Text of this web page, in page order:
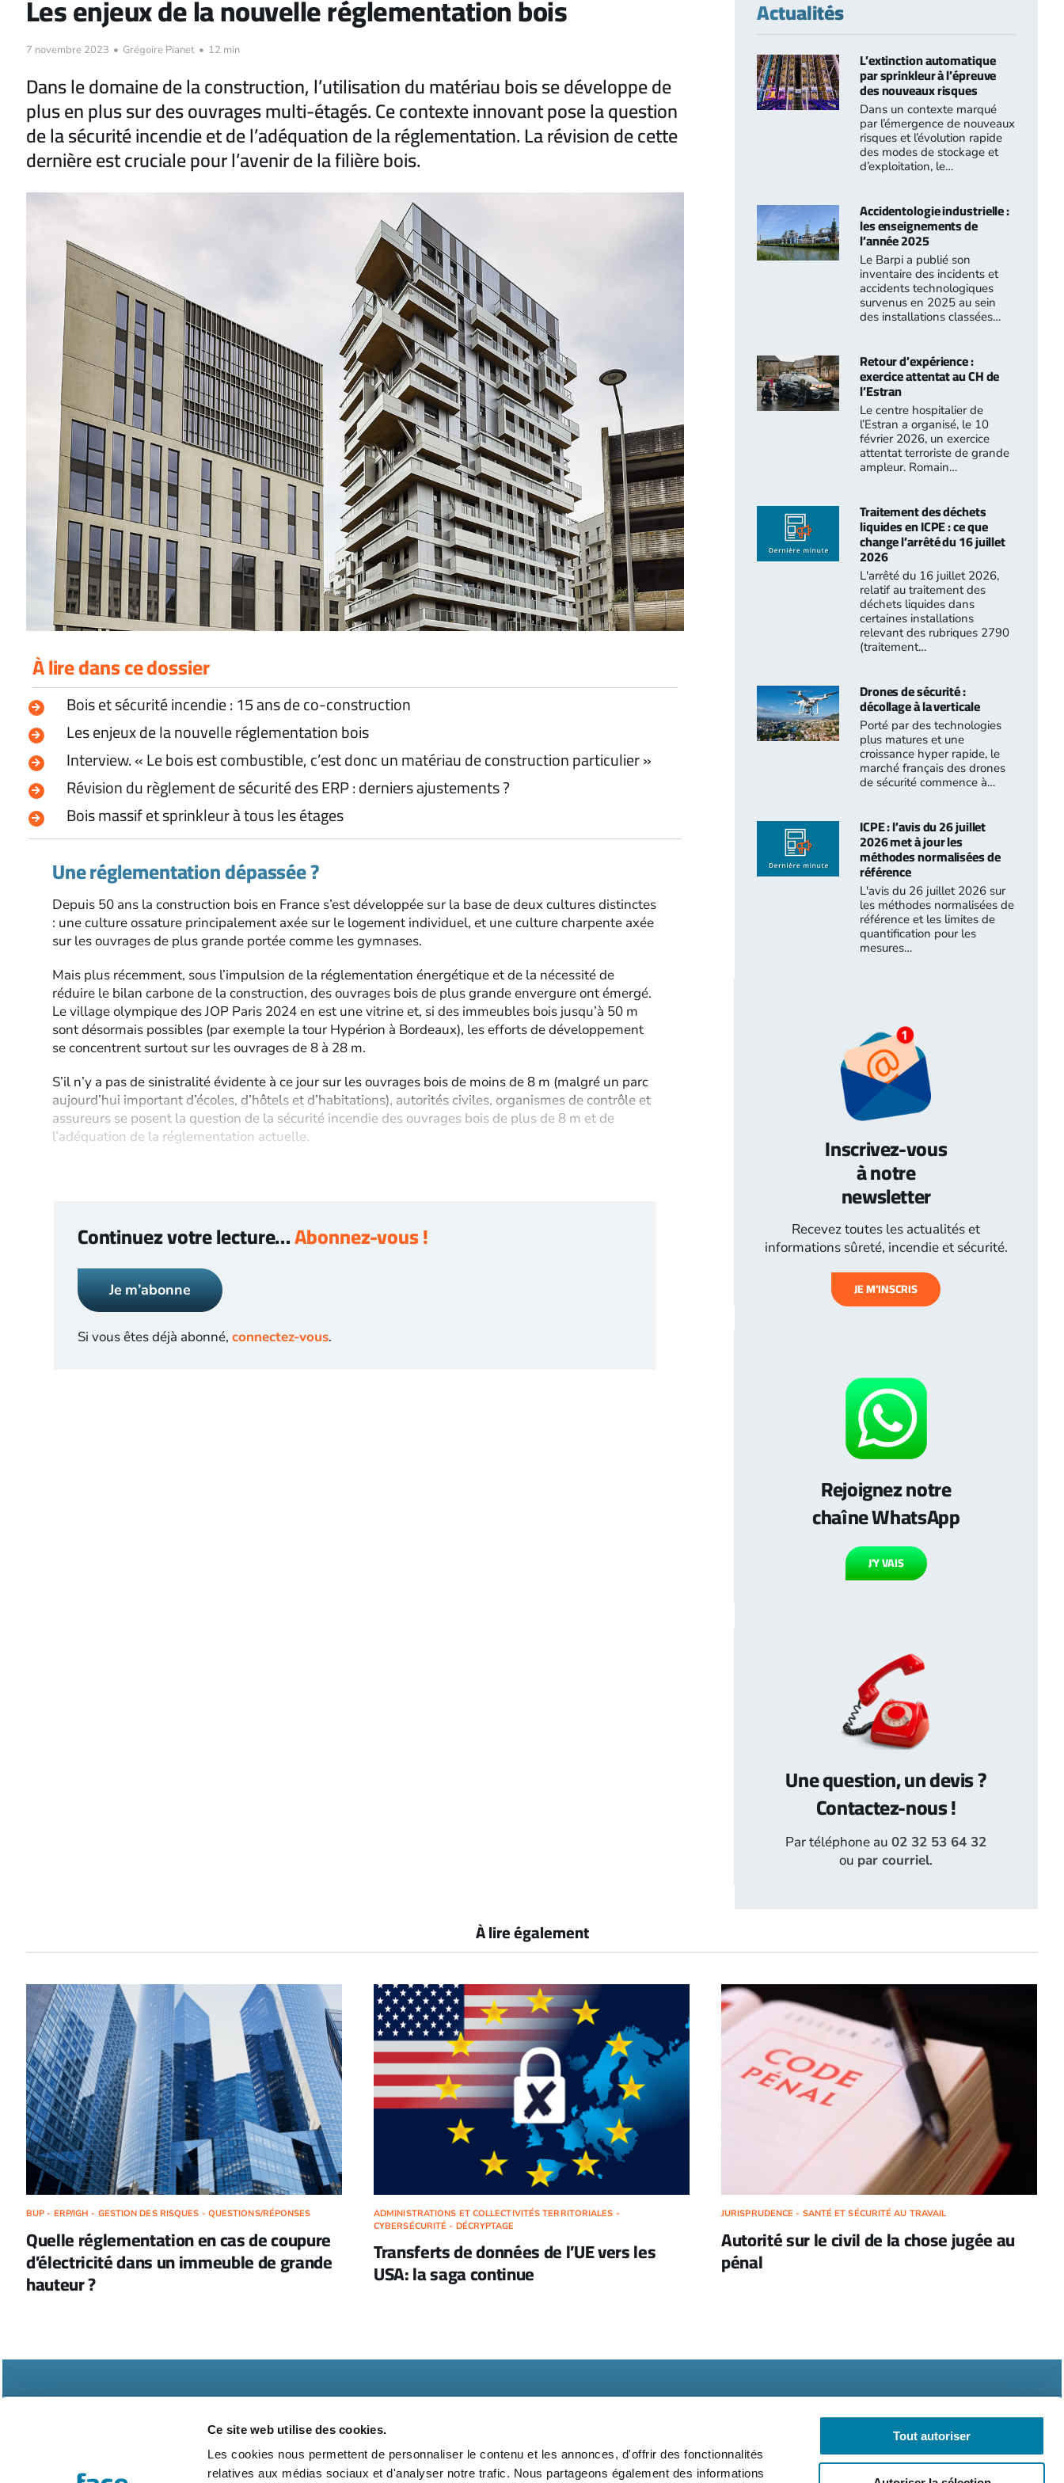
Ce site web utilise des cookies.
Les cookies nous permettent de personnaliser le contenu et les annonces, d'offrir des fonctionnalités
relatives aux médias sociaux et d'analyser notre trafic. Nous partageons également des informations
Tout autoriser
Les enjeux de la nouvelle réglementation bois
7 novembre 2023 • Grégoire Pianet • 12 min
Dans le domaine de la construction, l’utilisation du matériau bois se développe de
plus en plus sur des ouvrages multi-étagés. Ce contexte innovant pose la question
de la sécurité incendie et de l’adéquation de la réglementation. La révision de cette
dernière est cruciale pour l’avenir de la filière bois.
À lire dans ce dossier
Bois et sécurité incendie : 15 ans de co-construction
Les enjeux de la nouvelle réglementation bois
Interview. « Le bois est combustible, c’est donc un matériau de construction particulier »
Révision du règlement de sécurité des ERP : derniers ajustements ?
Bois massif et sprinkleur à tous les étages
Une réglementation dépassée ?
Depuis 50 ans la construction bois en France s’est développée sur la base de deux cultures distinctes
: une culture ossature principalement axée sur le logement individuel, et une culture charpente axée
sur les ouvrages de plus grande portée comme les gymnases.
Mais plus récemment, sous l’impulsion de la réglementation énergétique et de la nécessité de
réduire le bilan carbone de la construction, des ouvrages bois de plus grande envergure ont émergé.
Le village olympique des JOP Paris 2024 en est une vitrine et, si des immeubles bois jusqu’à 50 m
sont désormais possibles (par exemple la tour Hypérion à Bordeaux), les efforts de développement
se concentrent surtout sur les ouvrages de 8 à 28 m.
S’il n’y a pas de sinistralité évidente à ce jour sur les ouvrages bois de moins de 8 m (malgré un parc
aujourd’hui important d’écoles, d’hôtels et d’habitations), autorités civiles, organismes de contrôle et
assureurs se posent la question de la sécurité incendie des ouvrages bois de plus de 8 m et de
l’adéquation de la réglementation actuelle.
Continuez votre lecture…Abonnez-vous !
Je m’abonne
Si vous êtes déjà abonné, connectez-vous.
Actualités
L’extinction automatique
par sprinkleur à l’épreuve
des nouveaux risques
Dans un contexte marqué
par l’émergence de nouveaux
risques et l’évolution rapide
des modes de stockage et
d’exploitation, le…
Accidentologie industrielle :
les enseignements de
l’année 2025
Le Barpi a publié son
inventaire des incidents et
accidents technologiques
survenus en 2025 au sein
des installations classées…
Retour d’expérience :
exercice attentat au CH de
l’Estran
Le centre hospitalier de
l’Estran a organisé, le 10
février 2026, un exercice
attentat terroriste de grande
ampleur. Romain…
Traitement des déchets
liquides en ICPE : ce que
change l’arrêté du 16 juillet
2026
L'arrêté du 16 juillet 2026,
relatif au traitement des
déchets liquides dans
certaines installations
relevant des rubriques 2790
(traitement…
Drones de sécurité :
décollage à la verticale
Porté par des technologies
plus matures et une
croissance hyper rapide, le
marché français des drones
de sécurité commence à…
ICPE : l’avis du 26 juillet
2026 met à jour les
méthodes normalisées de
référence
L'avis du 26 juillet 2026 sur
les méthodes normalisées de
référence et les limites de
quantification pour les
mesures…
Inscrivez-vous
à notre
newsletter
Recevez toutes les actualités et
informations sûreté, incendie et sécurité.
JE M’INSCRIS
Rejoignez notre
chaîne WhatsApp
J’Y VAIS
Une question, un devis ?
Contactez-nous !
Par téléphone au02 32 53 64 32
ou par courriel.
À lire également
BUP - ERP/IGH - GESTION DES RISQUES - QUESTIONS/RÉPONSES
Quelle réglementation en cas de coupure
d’électricité dans un immeuble de grande
hauteur ?
ADMINISTRATIONS ET COLLECTIVITÉS TERRITORIALES -
CYBERSÉCURITÉ - DÉCRYPTAGE
Transferts de données de l’UE vers les
USA: la saga continue
JURISPRUDENCE - SANTÉ ET SÉCURITÉ AU TRAVAIL
Autorité sur le civil de la chose jugée au
pénal